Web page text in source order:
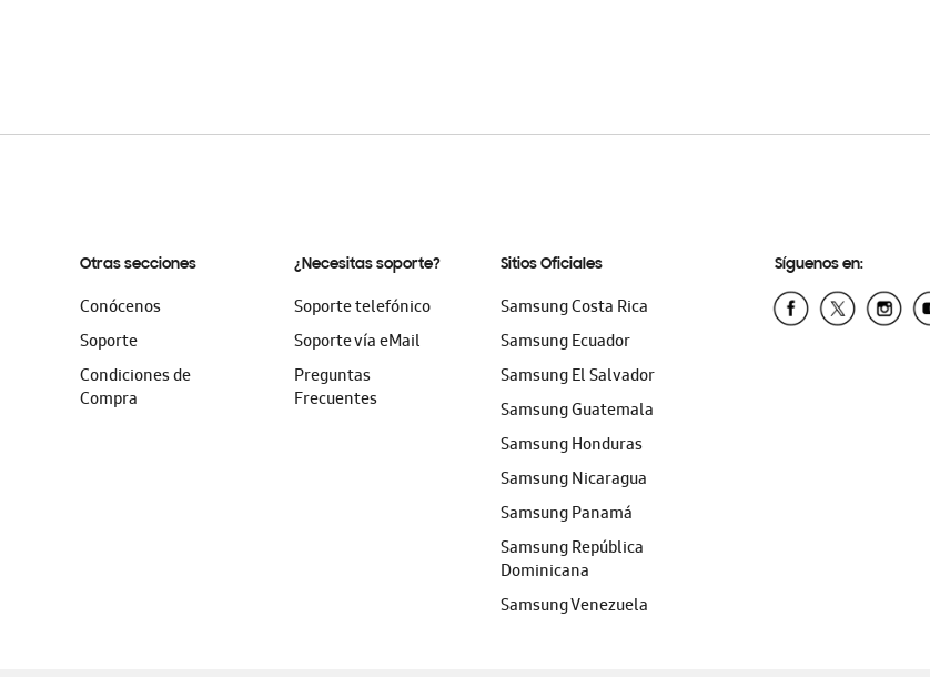
Otras secciones
Conócenos
Soporte
Condiciones de
Compra
¿Necesitas soporte?
Soporte telefónico
Soporte vía eMail
Preguntas
Frecuentes
Sitios Oficiales
Samsung Costa Rica
Samsung Ecuador
Samsung El Salvador
Samsung Guatemala
Samsung Honduras
Samsung Nicaragua
Samsung Panamá
Samsung República
Dominicana
Samsung Venezuela
Síguenos en: